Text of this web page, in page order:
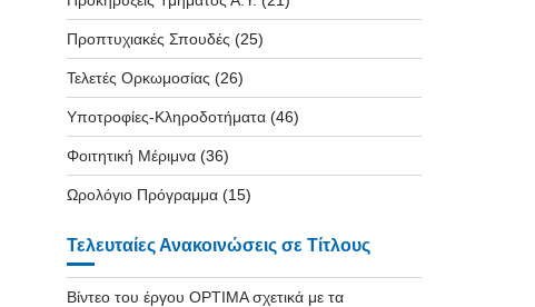
Προπτυχιακές Σπουδές (25)
Τελετές Ορκωμοσίας (26)
Υποτροφίες-Κληροδοτήματα(46)
Φοιτητική Μέριμνα(36)
Ωρολόγιο Πρόγραμμα(15)
Τελευταίες Ανακοινώσεις σε Τίτλους
Βίντεο του έργου OPTIMA σχετικά με τα